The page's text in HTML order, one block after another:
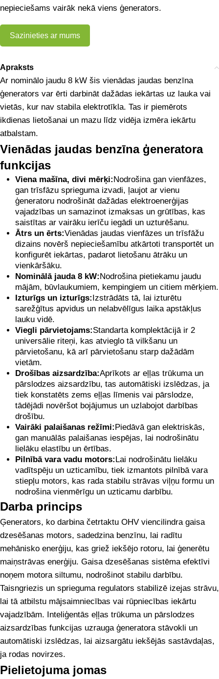
nepieciešams vairāk nekā viens ģenerators.
Sazinieties ar mums
Apraksts
Ar nominālo jaudu 8 kW šis vienādas jaudas benzīna
ģenerators var ērti darbināt dažādas iekārtas uz lauka vai
vietās, kur nav stabila elektrotīkla. Tas ir piemērots
ikdienas lietošanai un mazu līdz vidēja izmēra iekārtu
atbalstam.
Vienādas jaudas benzīna ģeneratora
funkcijas
Viena mašīna, divi mērķi:Nodrošina gan vienfāzes,
gan trīsfāzu sprieguma izvadi, ļaujot ar vienu
ģeneratoru nodrošināt dažādas elektroenerģijas
vajadzības un samazinot izmaksas un grūtības, kas
saistītas ar vairāku ierīču iegādi un uzturēšanu.
Ātrs un ērts:Vienādas jaudas vienfāzes un trīsfāžu
dizains novērš nepieciešamību atkārtoti transportēt un
konfigurēt iekārtas, padarot lietošanu ātrāku un
vienkāršāku.
Nominālā jauda 8 kW:Nodrošina pietiekamu jaudu
mājām, būvlaukumiem, kempingiem un citiem mērķiem.
Izturīgs un izturīgs:Izstrādāts tā, lai izturētu
sarežģītus apvidus un nelabvēlīgus laika apstākļus
lauku vidē.
Viegli pārvietojams:Standarta komplektācijā ir 2
universālie riteņi, kas atvieglo tā vilkšanu un
pārvietošanu, kā arī pārvietošanu starp dažādām
vietām.
Drošības aizsardzība:Aprīkots ar eļļas trūkuma un
pārslodzes aizsardzību, tas automātiski izslēdzas, ja
tiek konstatēts zems eļļas līmenis vai pārslodze,
tādējādi novēršot bojājumus un uzlabojot darbības
drošību.
Vairāki palaišanas režīmi:Piedāvā gan elektriskās,
gan manuālās palaišanas iespējas, lai nodrošinātu
lielāku elastību un ērtības.
Pilnībā vara vadu motors:Lai nodrošinātu lielāku
vadītspēju un uzticamību, tiek izmantots pilnībā vara
stiepļu motors, kas rada stabilu strāvas viļņu formu un
nodrošina vienmērīgu un uzticamu darbību.
Darba princips
Ģenerators, ko darbina četrtaktu OHV viencilindra gaisa
dzesēšanas motors, sadedzina benzīnu, lai radītu
mehānisko enerģiju, kas griež iekšējo rotoru, lai ģenerētu
maiņstrāvas enerģiju. Gaisa dzesēšanas sistēma efektīvi
noņem motora siltumu, nodrošinot stabilu darbību.
Taisngriezis un sprieguma regulators stabilizē izejas strāvu,
lai tā atbilstu mājsaimniecības vai rūpniecības iekārtu
vajadzībām. Inteliģentās eļļas trūkuma un pārslodzes
aizsardzības funkcijas uzrauga ģeneratora stāvokli un
automātiski izslēdzas, lai aizsargātu iekšējās sastāvdaļas,
ja rodas novirzes.
Pielietojuma jomas